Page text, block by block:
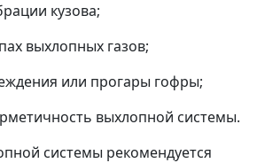
кузова;
выхлопных газов;
или прогары гофры;
выхлопной системы.
системы рекомендуется